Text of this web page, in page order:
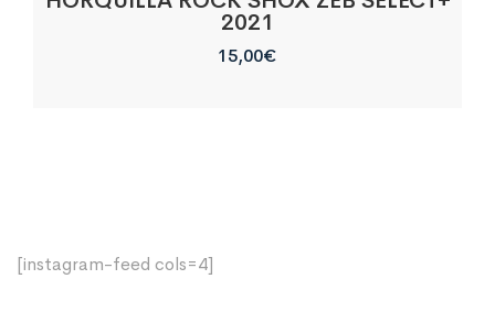
2021
15,00€
[instagram-feed cols=4]